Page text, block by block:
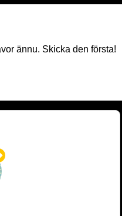
ännu. Skicka den första!